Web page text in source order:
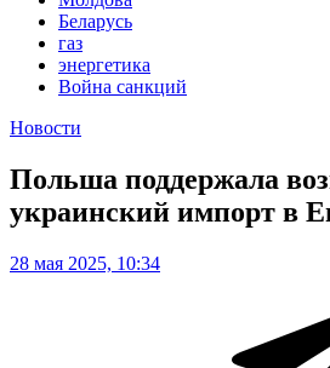
Беларусь
газ
энергетика
Война санкций
Новости
Польша поддержала
украинский импорт в
28 мая 2025, 10:34